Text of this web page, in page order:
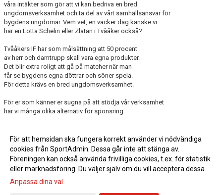
våra intäkter som gör att vi kan bedriva en bred
ungdomsverksamhet och ta del av vårt samhällsansvar för
bygdens ungdomar. Vem vet, en vacker dag kanske vi
har en Lotta Schelin eller Zlatan i Tvååker också?
Tvååkers IF har som målsättning att 50 procent
av herr och damtrupp skall vara egna produkter.
Det blir extra roligt att gå på matcher när man
får se bygdens egna döttrar och söner spela.
För detta krävs en bred ungdomsverksamhet.
För er som känner er sugna på att stödja vår verksamhet
har vi många olika alternativ för sponsring.
Matchboll privatperson: 750 kronor.
Matchboll företag: 1 000 kronor.
Se mer under prislista sponsring.
För mer information kontakta någon i sponsorgruppen.
Se namn under rubriken"Kontakter".
För att hemsidan ska fungera korrekt använder vi nödvändiga
cookies från SportAdmin. Dessa går inte att stänga av.
Föreningen kan också använda frivilliga cookies, t.ex. för statistik
eller marknadsföring. Du väljer själv om du vill acceptera dessa.
Anpassa dina val